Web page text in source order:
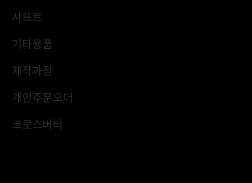
샤프트
기타용품
제작과정
개인주문오더
크로스버터